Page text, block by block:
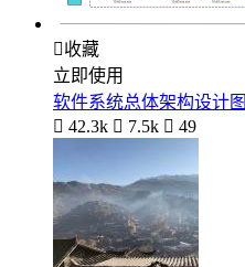
收藏
立即使用
软件系统总体架构设计图
 42.3k  7.5k  49